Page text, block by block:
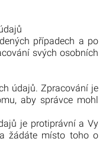
případech a po
svých osobních
údajů. Zpracování je
aby správce mohl
je protiprávní a Vy
žádáte místo toho o